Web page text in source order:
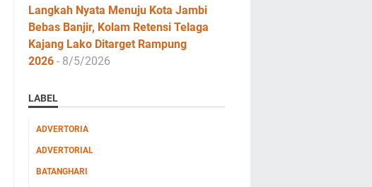
Langkah Nyata Menuju Kota Jambi
Bebas Banjir, Kolam Retensi Telaga
Kajang Lako Ditarget Rampung
2026- 8/5/2026
LABEL
ADVERTORIA
ADVERTORIAL
BATANGHARI